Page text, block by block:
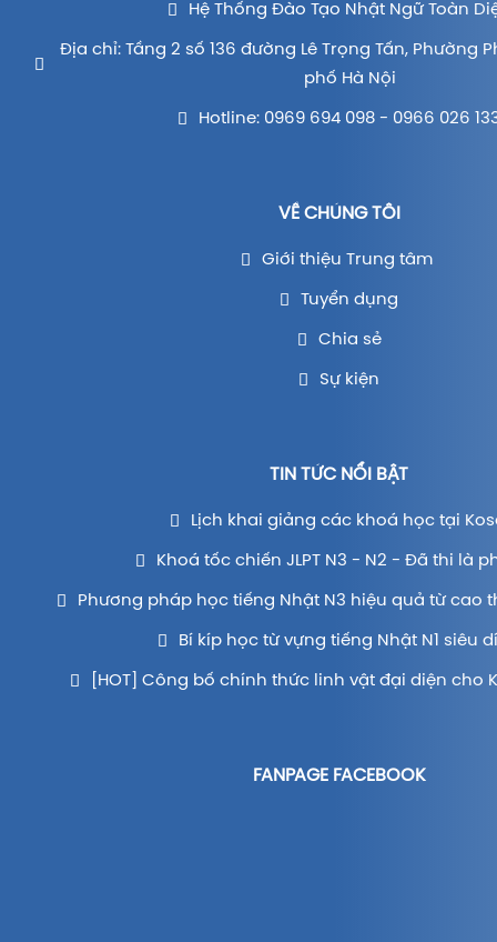
Hệ Thống Đào Tạo Nhật Ngữ Toàn
Địa chỉ: Tầng 2 số 136 đường Lê Trọng Tấn, Phường
phố Hà Nội
Hotline: 0969 694 098 - 0966 026
VỀ CHÚNG TÔI
Giới thiệu Trung tâm
Tuyển dụng
Chia sẻ
Sự kiện
TIN TỨC NỔI BẬT
Lịch khai giảng các khoá học tại
Khoá tốc chiến JLPT N3 - N2 - Đã thi là
Phương pháp học tiếng Nhật N3 hiệu quả từ cao
Bí kíp học từ vựng tiếng Nhật N1 siêu
[HOT] Công bố chính thức linh vật đại diện cho
FANPAGE FACEBOOK